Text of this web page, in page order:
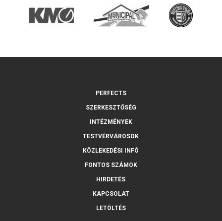
PERFECTS
SZERKESZTŐSÉG
INTÉZMÉNYEK
TESTVÉRVÁROSOK
KÖZLEKEDÉSI INFÓ
FONTOS SZÁMOK
HIRDETÉS
KAPCSOLAT
LETÖLTÉS